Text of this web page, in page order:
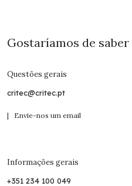
Gostaríamos de saber
Questões gerais
critec@critec.pt
| Envie-nos um email
Informações gerais
+351 234 100 049